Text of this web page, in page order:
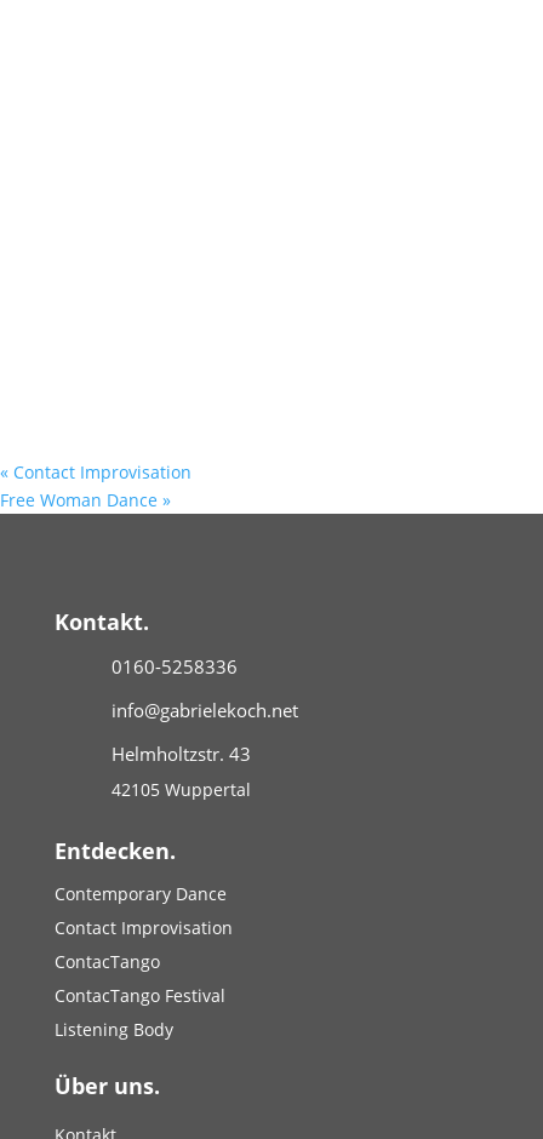
« Contact Improvisation
Free Woman Dance »
Kontakt.
0160-5258336
info@gabrielekoch.net
Helmholtzstr. 43
42105 Wuppertal
Entdecken.
Contemporary Dance
Contact Improvisation
ContacTango
ContacTango Festival
Listening Body
Über uns.